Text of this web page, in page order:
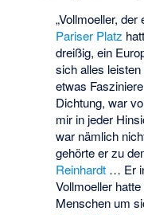
„Vollmoeller,
Pariser Platz
dreißig, ein
sich alles
etwas
Dichtung, war
mir in jeder
war nämlich
gehörte er zu
Reinhardt … Er
Vollmoeller
Menschen um